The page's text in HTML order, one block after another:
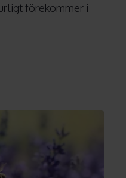
förekommer i